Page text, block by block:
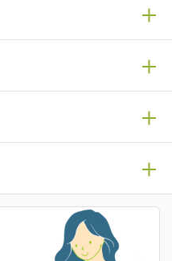
ク！
かる！
Webメディア
グイン